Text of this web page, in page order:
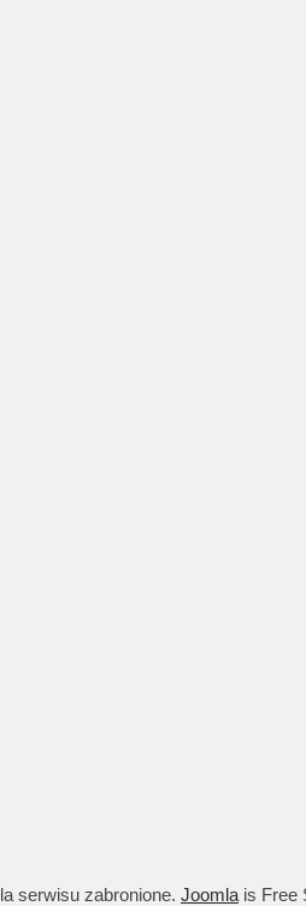
serwisu zabronione. Joomla is Free